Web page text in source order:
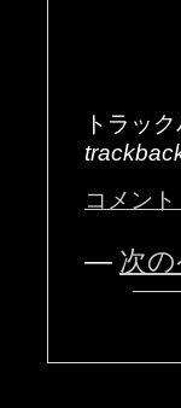
トラッ
コメント
— 次